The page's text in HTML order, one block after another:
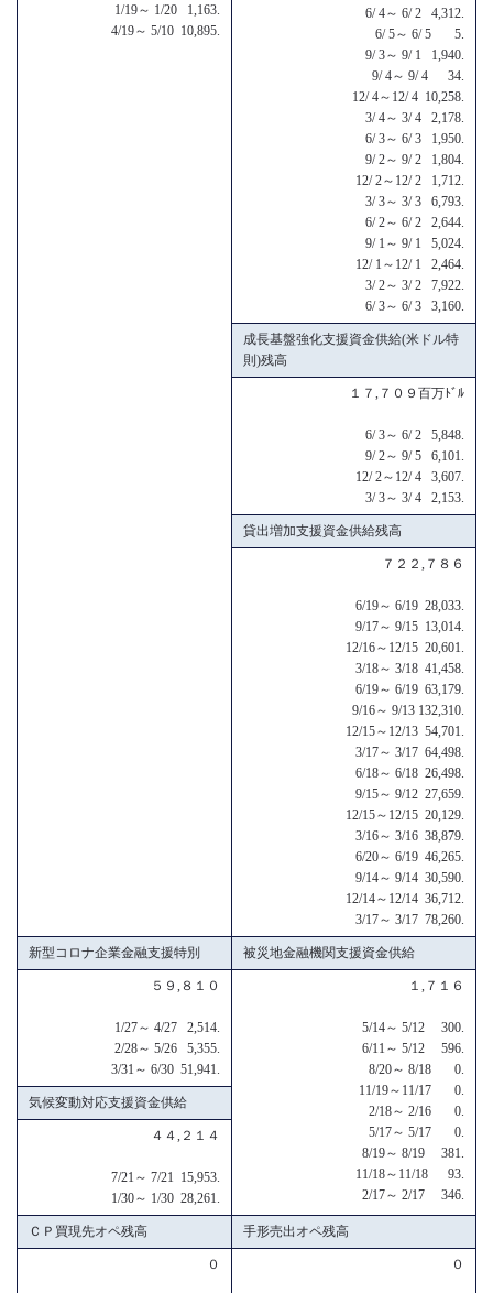
1/19～ 1/20 1,163.
4/19～ 5/10 10,895.
6/ 4～ 6/ 2 4,312.
6/ 5～ 6/ 5 5.
9/ 3～ 9/ 1 1,940.
9/ 4～ 9/ 4 34.
12/ 4～12/ 4 10,258.
3/ 4～ 3/ 4 2,178.
6/ 3～ 6/ 3 1,950.
9/ 2～ 9/ 2 1,804.
12/ 2～12/ 2 1,712.
3/ 3～ 3/ 3 6,793.
6/ 2～ 6/ 2 2,644.
9/ 1～ 9/ 1 5,024.
12/ 1～12/ 1 2,464.
3/ 2～ 3/ 2 7,922.
6/ 3～ 6/ 3 3,160.
成長基盤強化支援資金供給(米ドル特
則)残高
１７,７０９百万ﾄﾞﾙ
6/ 3～ 6/ 2 5,848.
9/ 2～ 9/ 5 6,101.
12/ 2～12/ 4 3,607.
3/ 3～ 3/ 4 2,153.
貸出増加支援資金供給残高
７２２,７８６
6/19～ 6/19 28,033.
9/17～ 9/15 13,014.
12/16～12/15 20,601.
3/18～ 3/18 41,458.
6/19～ 6/19 63,179.
9/16～ 9/13 132,310.
12/15～12/13 54,701.
3/17～ 3/17 64,498.
6/18～ 6/18 26,498.
9/15～ 9/12 27,659.
12/15～12/15 20,129.
3/16～ 3/16 38,879.
6/20～ 6/19 46,265.
9/14～ 9/14 30,590.
12/14～12/14 36,712.
3/17～ 3/17 78,260.
新型コロナ企業金融支援特別 被災地金融機関支援資金供給
５９,８１０
1/27～ 4/27 2,514.
2/28～ 5/26 5,355.
3/31～ 6/30 51,941.
１,７１６
5/14～ 5/12 300.
6/11～ 5/12 596.
8/20～ 8/18 0.
11/19～11/17 0.
2/18～ 2/16 0.
5/17～ 5/17 0.
8/19～ 8/19 381.
11/18～11/18 93.
2/17～ 2/17 346.
気候変動対応支援資金供給
４４,２１４
7/21～ 7/21 15,953.
1/30～ 1/30 28,261.
ＣＰ買現先オペ残高 手形売出オペ残高
０ ０